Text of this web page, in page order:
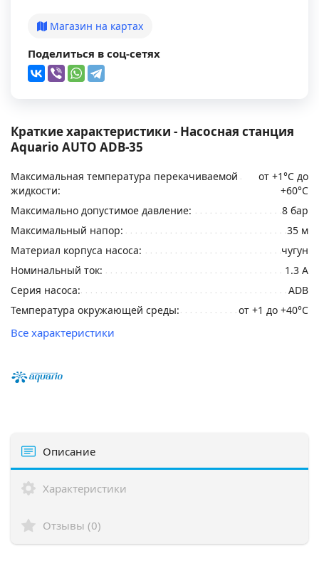
Магазин на картах
Поделиться в соц-сетях
Краткие характеристики - Насосная станция
Aquario AUTO ADB-35
Максимальная температура перекачиваемой
жидкости:
от +1°С до
+60°С
Максимально допустимое давление:
8 бар
Максимальный напор:
35 м
Материал корпуса насоса:
чугун
Номинальный ток:
1.3 А
Серия насоса:
ADB
Температура окружающей среды:
от +1 до +40°С
Все характеристики
Описание
Характеристики
Отзывы (0)